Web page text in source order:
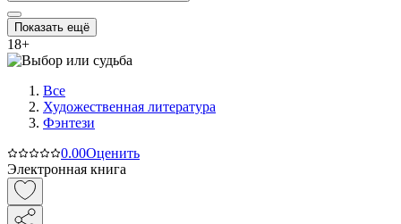
Показать ещё
18+
Все
Художественная литература
Фэнтези
0.00Оценить
Электронная книга